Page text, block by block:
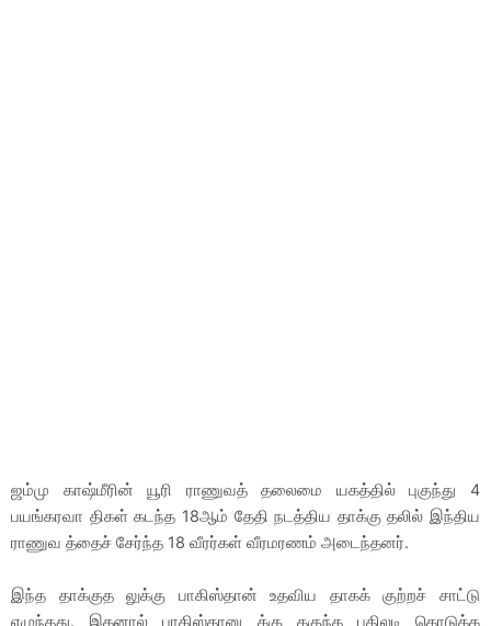
ஜம்மு காஷ்மீரின் யூரி ராணுவத் தலைமை யகத்தில் புகுந்து 4
பயங்கரவா திகள் கடந்த 18ஆம் தேதி நடத்திய தாக்கு தலில் இந்திய
ராணுவ த்தைச் சேர்ந்த 18 வீரர்கள் வீரமரணம் அடைந்தனர்.
இந்த தாக்குத லுக்கு பாகிஸ்தான் உதவிய தாகக் குற்றச் சாட்டு
எழுந்தது. இதனால் பாகிஸ்தானு க்கு தகுந்த பதிலடி கொடுக்க